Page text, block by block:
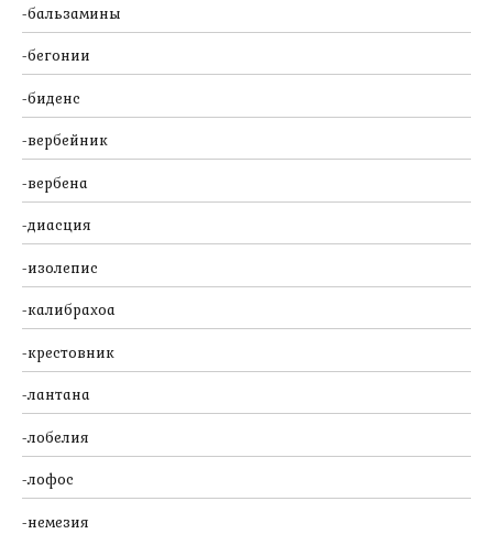
бальзамины
бегонии
биденс
вербейник
вербена
диасция
изолепис
калибрахоа
крестовник
лантана
лобелия
лофос
немезия